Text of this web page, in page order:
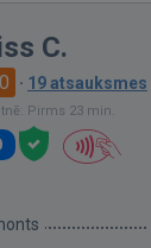
C.
· 19 atsauksmes
Pirms 23 min.